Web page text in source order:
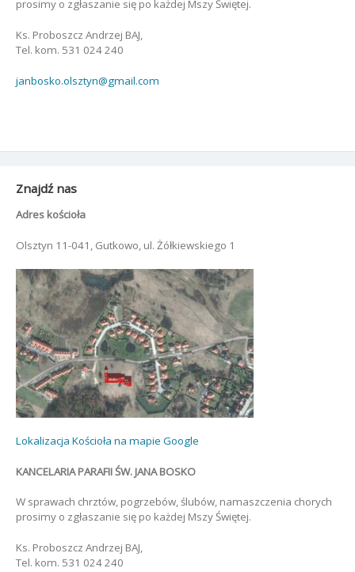
prosimy o zgłaszanie się po każdej Mszy Świętej.
Ks. Proboszcz Andrzej BAJ,
Tel. kom. 531 024 240
janbosko.olsztyn@gmail.com
Znajdź nas
Adres kościoła
Olsztyn 11-041, Gutkowo, ul. Żółkiewskiego 1
Lokalizacja Kościoła na mapie Google
KANCELARIA PARAFII ŚW. JANA BOSKO
W sprawach chrztów, pogrzebów, ślubów, namaszczenia chorych
prosimy o zgłaszanie się po każdej Mszy Świętej.
Ks. Proboszcz Andrzej BAJ,
Tel. kom. 531 024 240